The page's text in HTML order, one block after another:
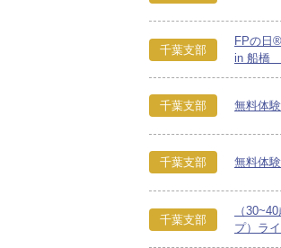
千葉支部
FPの日
in 船橋
千葉支部 無料体
千葉支部 無料体
千葉支部
（
プ）ラ